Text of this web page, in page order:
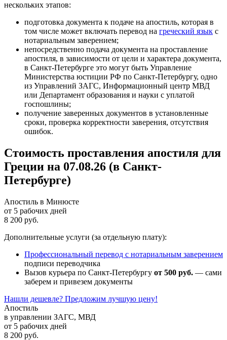
нескольких этапов:
подготовка документа к подаче на апостиль, которая в
том числе может включать перевод на греческий язык с
нотариальным заверением;
непосредственно подача документа на проставление
апостиля, в зависимости от цели и характера документа,
в Санкт-Петербурге это могут быть Управление
Министерства юстиции РФ по Санкт-Петербургу, одно
из Управлений ЗАГС, Информационный центр МВД
или Департамент образования и науки с уплатой
госпошлины;
получение заверенных документов в установленные
сроки, проверка корректности заверения, отсутствия
ошибок.
Стоимость проставления апостиля для
Греции на 07.08.26 (в Санкт-
Петербурге)
Апостиль в Минюсте
от 5 рабочих дней
8 200 руб.
Дополнительные услуги (за отдельную плату):
Профессиональный перевод с нотариальным заверением
подписи переводчика
Вызов курьера по Санкт-Петербургу от 500 руб. — сами
заберем и привезем документы
Нашли дешевле? Предложим лучшую цену!
Апостиль
в управлении ЗАГС, МВД
от 5 рабочих дней
8 200 руб.